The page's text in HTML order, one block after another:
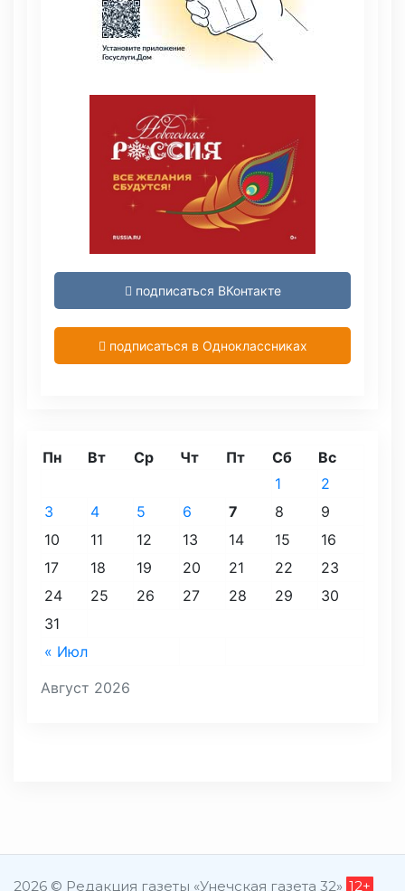
подписаться ВКонтакте
подписаться в Одноклассниках
Август 2026
Пн Вт Ср Чт Пт Сб Вс
« Июл
1
2
3
4 5 6 7 8
9
10
11 12 13 14 15
16
17
18 19 20 21 22
23
24
25 26 27 28 29
30
31
2026 © Редакция газеты «Унечская газета 32» 12+